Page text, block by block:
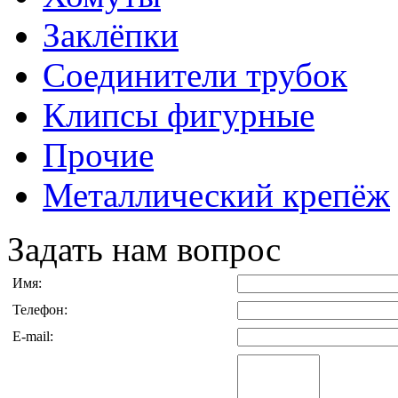
Заклёпки
Соединители трубок
Клипсы фигурные
Прочие
Металлический крепёж
Задать нам вопрос
Имя:
Телефон:
E-mail: